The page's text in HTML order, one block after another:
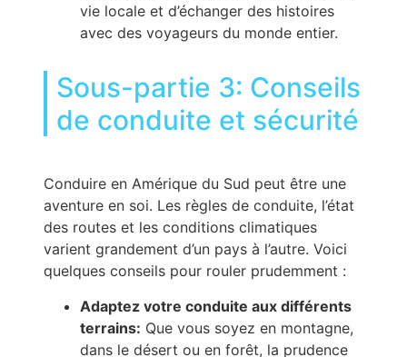
vie locale et d’échanger des histoires
avec des voyageurs du monde entier.
Sous-partie 3: Conseils
de conduite et sécurité
Conduire en Amérique du Sud peut être une
aventure en soi. Les règles de conduite, l’état
des routes et les conditions climatiques
varient grandement d’un pays à l’autre. Voici
quelques conseils pour rouler prudemment :
Adaptez votre conduite aux différents
terrains: Que vous soyez en montagne,
dans le désert ou en forêt, la prudence